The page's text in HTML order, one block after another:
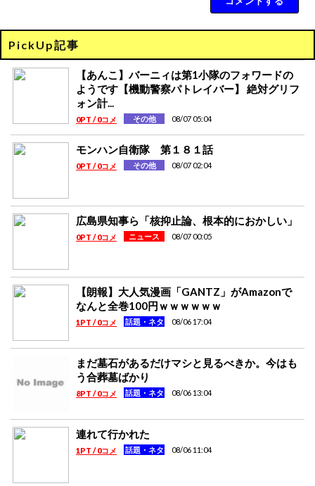
PickUp記事
【あんこ】バーニィは第1小隊のフォワードの
ようです【機動警察パトレイバー】 絶対グリフ
ォン計...
0PT / 0コメ その他 08/07 05:04
モンハン自衛隊 第１８１話
0PT / 0コメ その他 08/07 02:04
広島県知事ら「核抑止論、根本的におかしい」
0PT / 0コメ ニュース 08/07 00:05
【朗報】大人気漫画「GANTZ」がAmazonで
なんと全巻100円ｗｗｗｗｗｗ
1PT / 0コメ 話題・ネタ 08/06 17:04
まだ墓石があるだけマシと見るべきか。今はも
う合葬墓ばかり
8PT / 0コメ 話題・ネタ 08/06 13:04
連れて行かれた
1PT / 0コメ 話題・ネタ 08/06 11:04